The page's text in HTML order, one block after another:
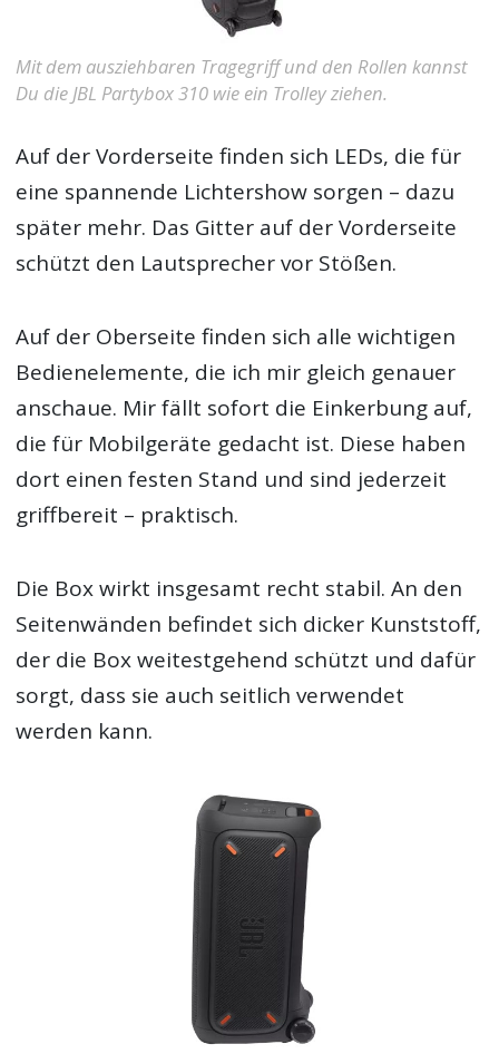
Mit dem ausziehbaren Tragegriff und den Rollen kannst
Du die JBL Partybox 310 wie ein Trolley ziehen.
Auf der Vorderseite finden sich LEDs, die für
eine spannende Lichtershow sorgen – dazu
später mehr. Das Gitter auf der Vorderseite
schützt den Lautsprecher vor Stößen.
Auf der Oberseite finden sich alle wichtigen
Bedienelemente, die ich mir gleich genauer
anschaue. Mir fällt sofort die Einkerbung auf,
die für Mobilgeräte gedacht ist. Diese haben
dort einen festen Stand und sind jederzeit
griffbereit – praktisch.
Die Box wirkt insgesamt recht stabil. An den
Seitenwänden befindet sich dicker Kunststoff,
der die Box weitestgehend schützt und dafür
sorgt, dass sie auch seitlich verwendet
werden kann.